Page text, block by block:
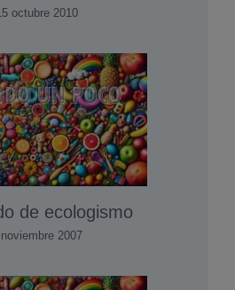
octubre 2010
de ecologismo
2007